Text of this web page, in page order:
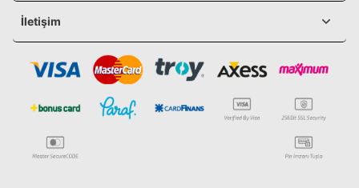
İletişim